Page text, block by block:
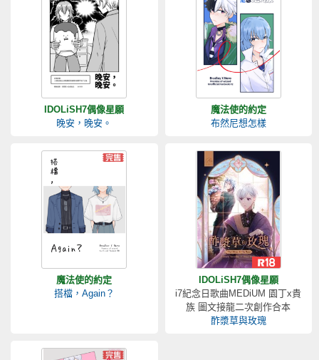
IDOLiSH7偶像星願
晚安，晚安。
魔法使的約定
布然尼想怎樣
魔法使的約定
搭檔，Again？
IDOLiSH7偶像星願
i7紀念日歌曲MEDiUM 園丁x貴
族 圖文接龍二次創作合本
酢漿草與玫瑰